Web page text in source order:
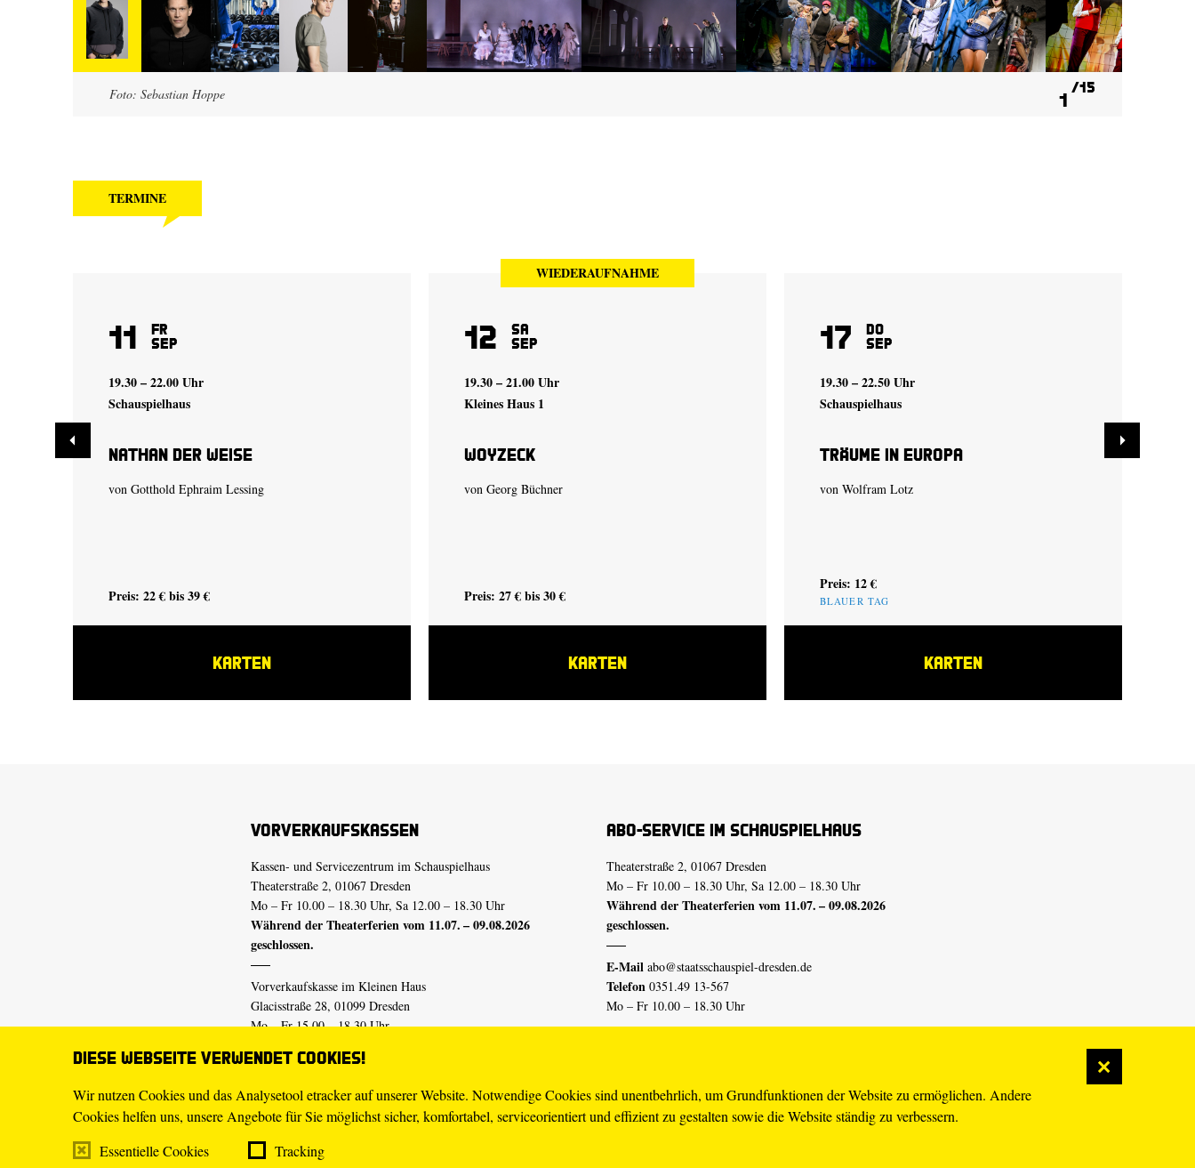
Diese Webseite verwendet Cookies!
Wir nutzen Cookies und das Analysetool etracker auf unserer Website. Notwendige Cookies sind unentbehrlich, um Grundfunktionen der Website zu ermöglichen. Andere
Cookies helfen uns, unsere Angebote für Sie möglichst sicher, komfortabel, serviceorientiert und effizient zu gestalten sowie die Website ständig zu verbessern.
Essentielle Cookies
Tracking
Foto: Sebastian Hoppe 1
15
TERMINE
11 Fr
Sep
19.30 – 22.00 Uhr
Schauspielhaus
Nathan der Weise
von Gotthold Ephraim Lessing
Preis: 22 € bis 39 €
KARTEN
WIEDERAUFNAHME
12 Sa
Sep
19.30 – 21.00 Uhr
Kleines Haus 1
Woyzeck
von Georg Büchner
Preis: 27 € bis 30 €
KARTEN
17 Do
Sep
19.30 – 22.50 Uhr
Schauspielhaus
Träume in Europa
von Wolfram Lotz
Preis: 12 €
BLAUER TAG
KARTEN
Vorverkaufskassen
Kassen- und Servicezentrum im Schauspielhaus
Theaterstraße 2, 01067 Dresden
Mo – Fr 10.00 – 18.30 Uhr, Sa 12.00 – 18.30 Uhr
Während der Theaterferien vom 11.07. – 09.08.2026
geschlossen.
Vorverkaufskasse im Kleinen Haus
Glacisstraße 28, 01099 Dresden
Mo – Fr 15.00 – 18.30 Uhr
geschlossen.
E-Mail tickets@staatsschauspiel-dresden.de
Telefon 0351.49 13-555
Abo-Service im Schauspielhaus
Theaterstraße 2, 01067 Dresden
Mo – Fr 10.00 – 18.30 Uhr, Sa 12.00 – 18.30 Uhr
Während der Theaterferien vom 11.07. – 09.08.2026
geschlossen.
E-Mail abo@staatsschauspiel-dresden.de
Telefon 0351.49 13-567
Mo – Fr 10.00 – 18.30 Uhr
Erklärung Barrierefreiheit